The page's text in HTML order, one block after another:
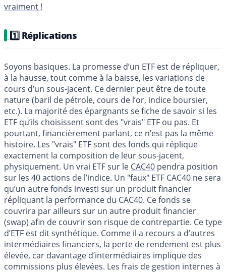
vraiment !
1️⃣ Réplications
Soyons basiques. La promesse d’un ETF est de répliquer,
à la hausse, tout comme à la baisse, les variations de
cours d’un sous-jacent. Ce dernier peut être de toute
nature (baril de pétrole, cours de l’or, indice boursier,
etc.). La majorité des épargnants se fiche de savoir si les
ETF qu’ils choisissent sont des "vrais" ETF ou pas. Et
pourtant, financièrement parlant, ce n’est pas la même
histoire. Les "vrais" ETF sont des fonds qui réplique
exactement la composition de leur sous-jacent,
physiquement. Un vrai ETF sur le CAC40 pendra position
sur les 40 actions de l’indice. Un "faux" ETF CAC40 ne sera
qu’un autre fonds investi sur un produit financier
répliquant la performance du CAC40. Ce fonds se
couvrira par ailleurs sur un autre produit financier
(swap) afin de couvrir son risque de contrepartie. Ce type
d’ETF est dit synthétique. Comme il a recours a d’autres
intermédiaires financiers, la perte de rendement est plus
élevée, car davantage d’intermédiaires implique des
commissions plus élevées. Les frais de gestion internes à